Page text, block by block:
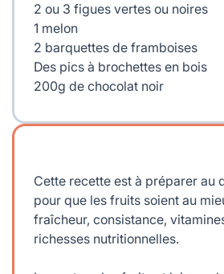
2 ou 3 figues vertes ou noires
1 melon
2 barquettes de framboises
Des pics à brochettes en bois
200g de chocolat noir
Cette recette est à préparer au
pour que les fruits soient au
fraîcheur, consistance,
richesses nutritionnelles.